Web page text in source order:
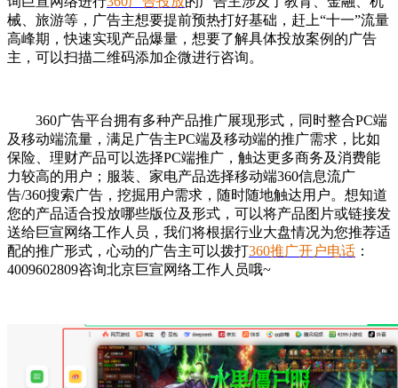
械、旅游等，广告主想要提前预热打好基础，赶上“十一”流量
高峰期，快速实现产品爆量，想要了解具体投放案例的广告
主，可以扫描二维码添加企微进行咨询。
360广告平台拥有多种产品推广展现形式，同时整合PC端
及移动端流量，满足广告主PC端及移动端的推广需求，比如
保险、理财产品可以选择PC端推广，触达更多商务及消费能
力较高的用户；服装、家电产品选择移动端360信息流广
告/360搜索广告，挖掘用户需求，随时随地触达用户。想知道
您的产品适合投放哪些版位及形式，可以将产品图片或链接发
送给巨宣网络工作人员，我们将根据行业大盘情况为您推荐适
配的推广形式，心动的广告主可以拨打360推广开户电话 ：
4009602809咨询北京巨宣网络工作人员哦~